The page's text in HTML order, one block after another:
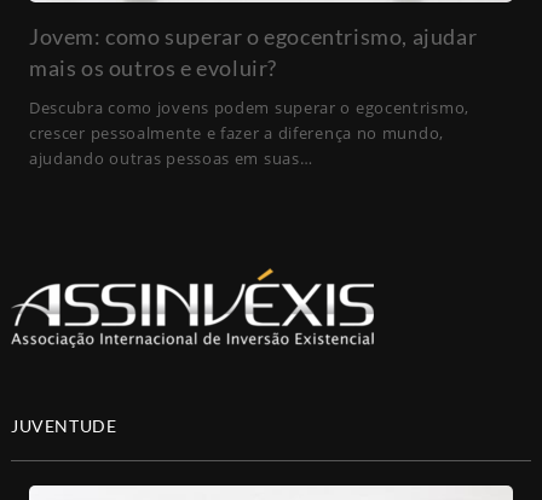
Jovem: como superar o egocentrismo, ajudar
mais os outros e evoluir?
Descubra como jovens podem superar o egocentrismo,
crescer pessoalmente e fazer a diferença no mundo,
ajudando outras pessoas em suas…
JUVENTUDE